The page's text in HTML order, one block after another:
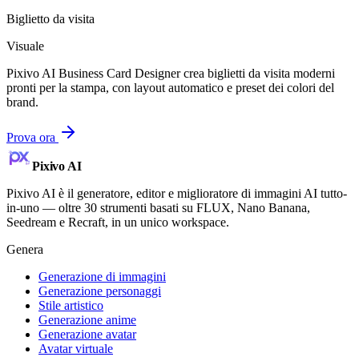
Biglietto da visita
Visuale
Pixivo AI Business Card Designer crea biglietti da visita moderni
pronti per la stampa, con layout automatico e preset dei colori del
brand.
Prova ora
Pixivo AI
Pixivo AI è il generatore, editor e miglioratore di immagini AI tutto-
in-uno — oltre 30 strumenti basati su FLUX, Nano Banana,
Seedream e Recraft, in un unico workspace.
Genera
Generazione di immagini
Generazione personaggi
Stile artistico
Generazione anime
Generazione avatar
Avatar virtuale